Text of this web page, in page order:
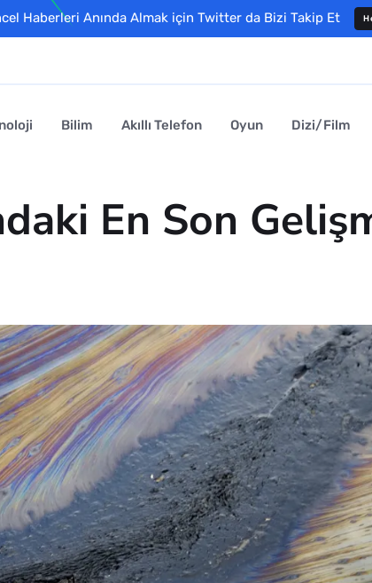
Haberleri Anında Almak için Twitter da Bizi Takip Et
Bilim Akıllı Telefon Oyun Dizi/Film
En Son